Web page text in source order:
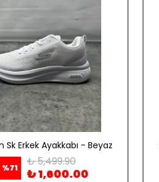
Sk Erkek Ayakkabı - Beyaz
%71 ₺ 5,499.90
₺ 1,600.00